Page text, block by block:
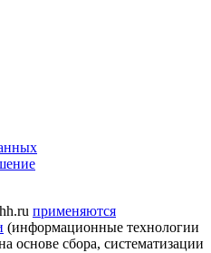
применяются
(информационные технологии
основе сбора, систематизации